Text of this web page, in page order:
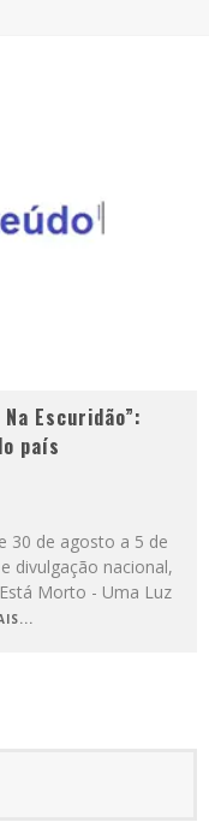
Escuridão”:
país
30 de agosto a 5 de
divulgação nacional,
Morto - Uma Luz